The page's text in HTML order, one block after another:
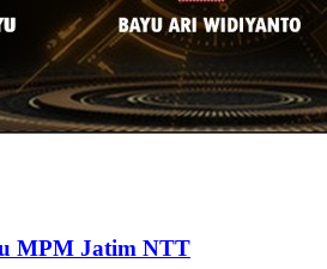
MPM Jatim NTT